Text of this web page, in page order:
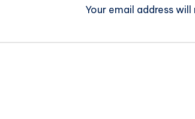
Your email address